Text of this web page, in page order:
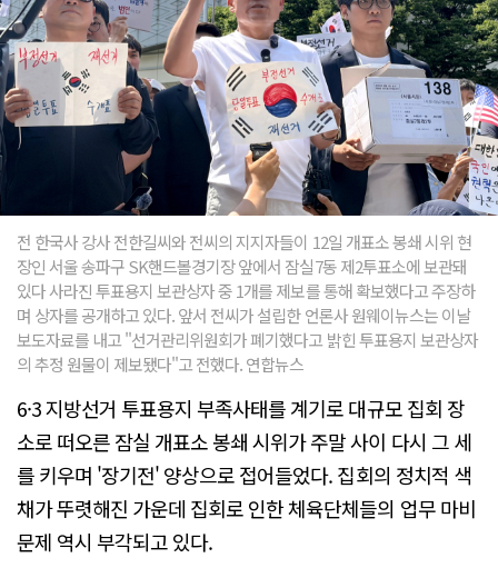
전 한국사 강사 전한길씨와 전씨의 지지자들이 12일 개표소 봉쇄 시위 현
장인 서울 송파구 SK핸드볼경기장 앞에서 잠실7동 제2투표소에 보관돼
있다 사라진 투표용지 보관상자 중 1개를 제보를 통해 확보했다고 주장하
며 상자를 공개하고 있다. 앞서 전씨가 설립한 언론사 원웨이뉴스는 이날
보도자료를 내고 "선거관리위원회가 폐기했다고 밝힌 투표용지 보관상자
의 추정 원물이 제보됐다"고 전했다. 연합뉴스
6·3 지방선거 투표용지 부족사태를 계기로 대규모 집회 장
소로 떠오른 잠실 개표소 봉쇄 시위가 주말 사이 다시 그 세
를 키우며 '장기전' 양상으로 접어들었다. 집회의 정치적 색
채가 뚜렷해진 가운데 집회로 인한 체육단체들의 업무 마비
문제 역시 부각되고 있다.